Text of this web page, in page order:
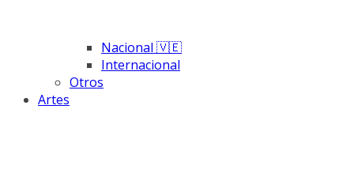
Nacional 🇻🇪
Internacional
Otros
Artes